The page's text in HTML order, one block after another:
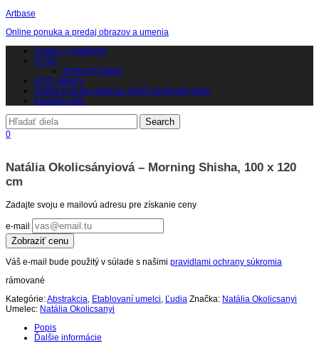
Artbase
Online ponuka a predaj obrazov a umenia
Toggle
navigation
Umelci / Umelkyne
O nás
Spokojní klienti
DOT. Gallery
Online ponuka umenia / kúpiť umelecké diela
Katalógy diel
0
Natália Okolicsányiová – Morning Shisha, 100 x 120
cm
Zadajte svoju e mailovú adresu pre získanie ceny
e-mail
Zobraziť cenu
Váš e-mail bude použitý v súlade s našimi pravidlami ochrany súkromia
rámované
Kategórie:Abstrakcia, Etablovaní umelci, Ľudia Značka: Natália Okolicsanyi
Umelec: Natália Okolicsanyi
Popis
Ďalšie informácie